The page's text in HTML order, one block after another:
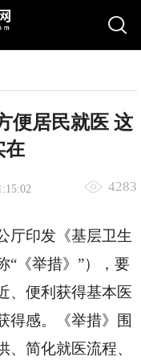
便居民就医 这
在
4283
厅印发《基层卫生
“《举措》”），要
、便利获得基本医
得感。《举措》围
简化就医流程、